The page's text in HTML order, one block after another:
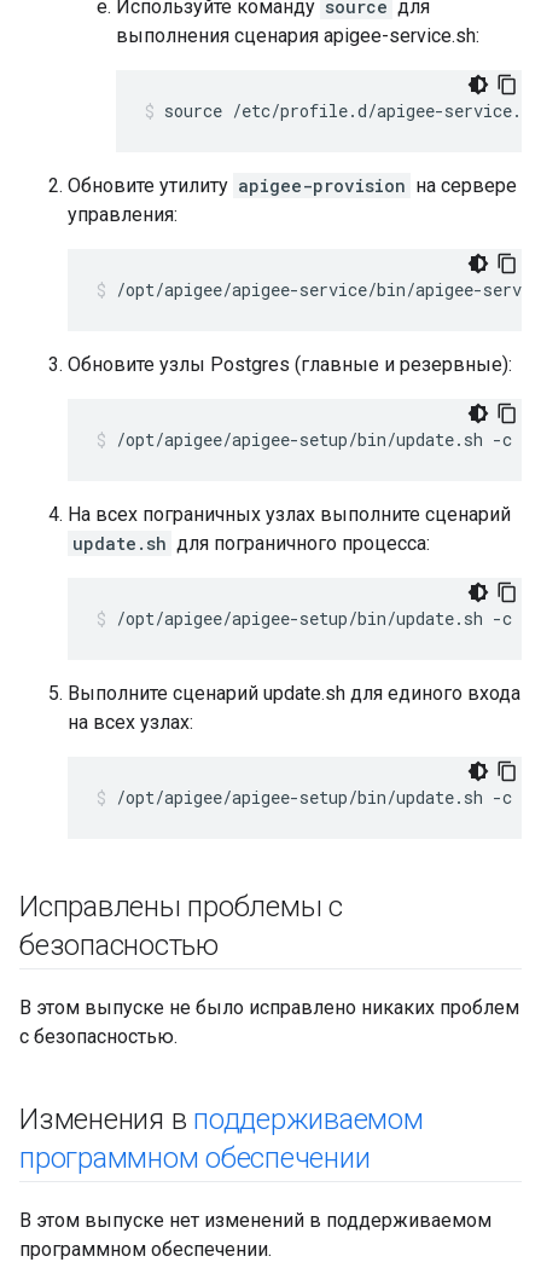
Используйте команду source для
выполнения сценария apigee-service.sh:
source /etc/profile.d/apigee-service.sh
Обновите утилиту apigee-provision на сервере
управления:
/opt/apigee/apigee-service/bin/apigee-
Обновите узлы Postgres (главные и резервные):
/opt/apigee/apigee-setup/bin/update.sh -c
На всех пограничных узлах выполните сценарий
update.sh для пограничного процесса:
/opt/apigee/apigee-setup/bin/update.sh -c
Выполните сценарий update.sh для единого входа
на всех узлах:
/opt/apigee/apigee-setup/bin/update.sh -c
Исправлены проблемы с
безопасностью
В этом выпуске не было исправлено никаких проблем
с безопасностью.
Изменения в поддерживаемом
программном обеспечении
В этом выпуске нет изменений в поддерживаемом
программном обеспечении.